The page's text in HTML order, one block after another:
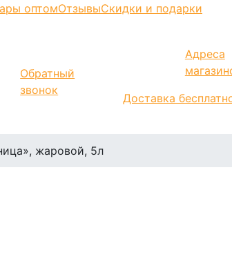
оптомОтзывыСкидки и подарки
Обратный
звонок
Адреса
Доставка
жаровой, 5л